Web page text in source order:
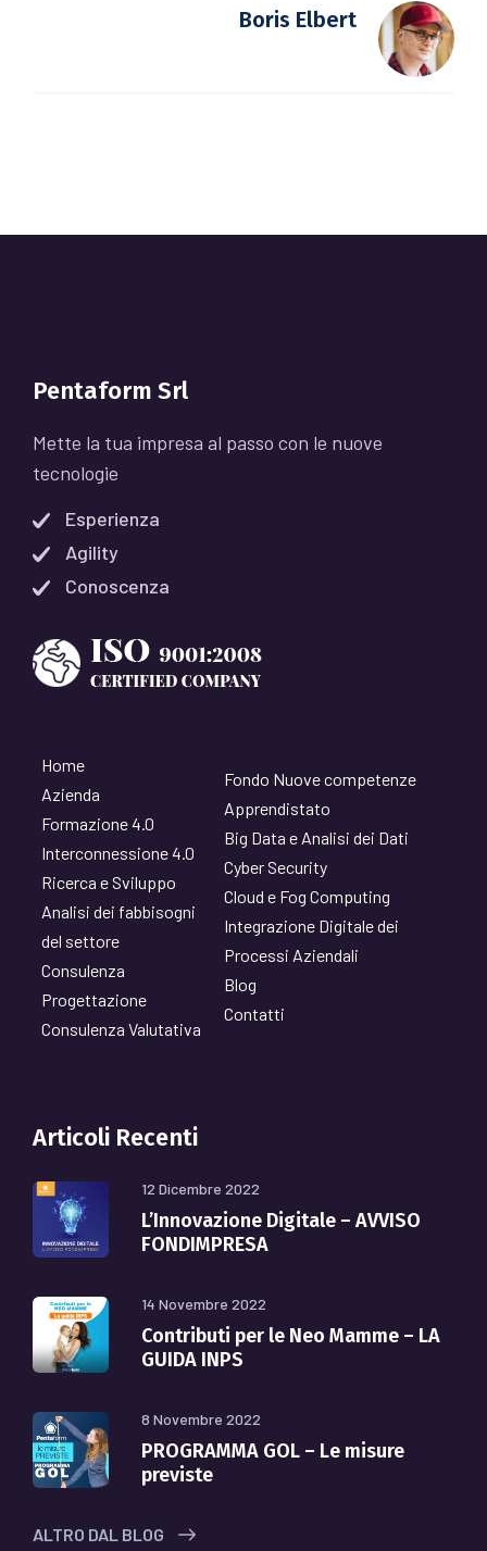
Boris Elbert
Pentaform Srl
Mette la tua impresa al passo con le nuove
tecnologie
Esperienza
Agility
Conoscenza
Home
Azienda
Formazione 4.0
Interconnessione 4.0
Ricerca e Sviluppo
Analisi dei fabbisogni
del settore
Consulenza
Progettazione
Consulenza Valutativa
Fondo Nuove competenze
Apprendistato
Big Data e Analisi dei Dati
Cyber Security
Cloud e Fog Computing
Integrazione Digitale dei
Processi Aziendali
Blog
Contatti
Articoli Recenti
12 Dicembre 2022
L’Innovazione Digitale – AVVISO
FONDIMPRESA
14 Novembre 2022
Contributi per le Neo Mamme – LA
GUIDA INPS
8 Novembre 2022
PROGRAMMA GOL – Le misure
previste
ALTRO DAL BLOG